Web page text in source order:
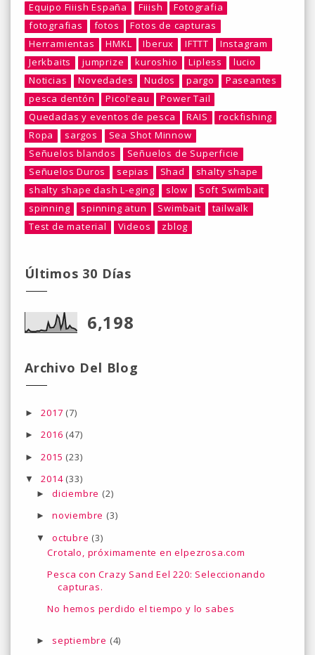
Equipo Fiiish España Fiiish
Fotografia
fotografias
fotos
Fotos de capturas
Herramientas
HMKL Iberux IFTTT
Instagram
Jerkbaits
jumprize kuroshio Lipless
lucio
Noticias
Novedades Nudos pargo
Paseantes
pesca dentón
Picol'eau
Power Tail
Quedadas y eventos de pesca
RAIS
rockfishing
Ropa
sargos
Sea Shot Minnow
Señuelos blandos
Señuelos de Superficie
Señuelos Duros
sepias Shad
shalty shape
shalty shape dash L-eging
slow
Soft Swimbait
spinning
spinning atun Swimbait
tailwalk
Test de material
Videos zblog
Últimos 30 Días
6,198
Archivo Del Blog
►2017 (7)
►2016 (47)
►2015 (23)
▼2014 (33)
► diciembre (2)
► noviembre (3)
▼ octubre (3)
Crotalo, próximamente en elpezrosa.com
Pesca con Crazy Sand Eel 220: Seleccionando
capturas.
No hemos perdido el tiempo y lo sabes
► septiembre (4)